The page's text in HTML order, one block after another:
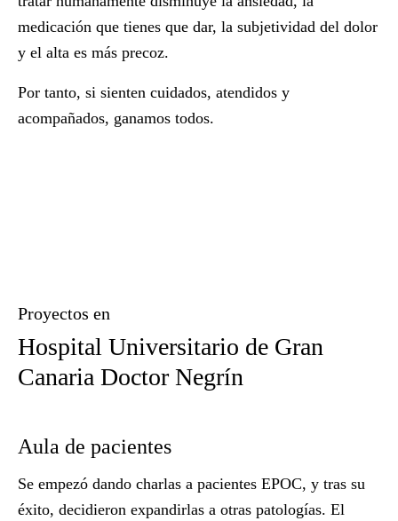
medicación que tienes que dar, la subjetividad del dolor
y el alta es más precoz.
Por tanto, si sienten cuidados, atendidos y
acompañados, ganamos todos.
Proyectos en
Hospital Universitario de Gran
Canaria Doctor Negrín
Aula de pacientes
Se empezó dando charlas a pacientes EPOC, y tras su
éxito, decidieron expandirlas a otras patologías. El